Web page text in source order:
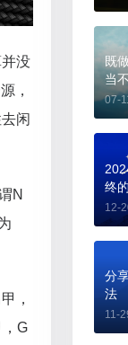
没
，
闲
N
，
G
既
当
07-
终
吗
12-
分
法
11-